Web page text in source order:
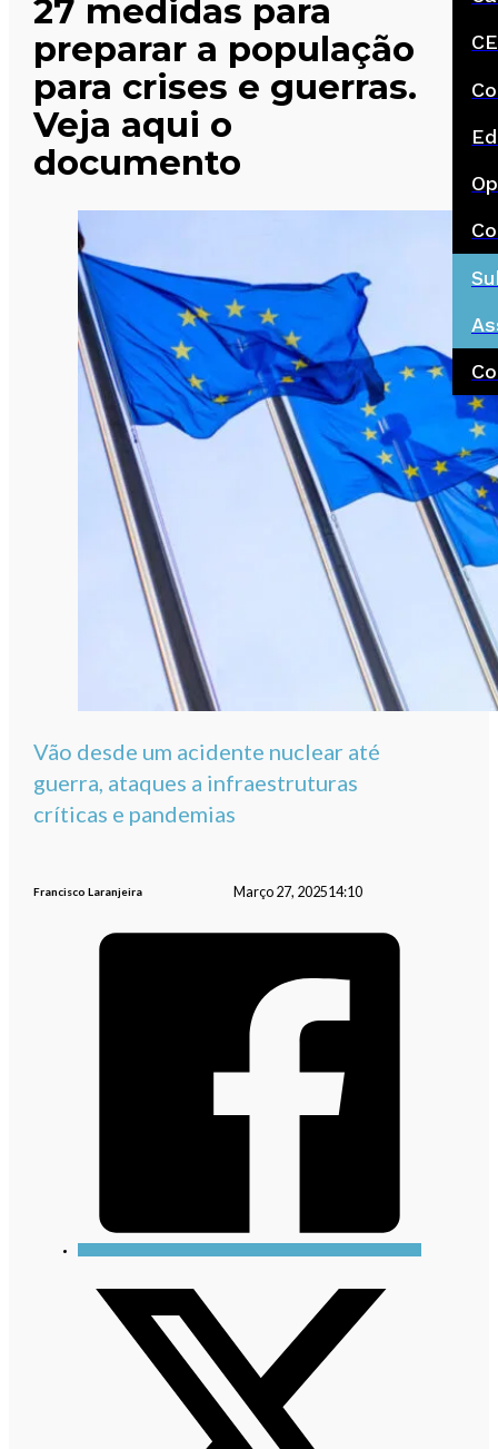
27 medidas para
preparar a população
para crises e guerras.
Veja aqui o
documento
Vão desde um acidente nuclear até
guerra, ataques a infraestruturas
críticas e pandemias
Francisco Laranjeira Março 27, 202514:10